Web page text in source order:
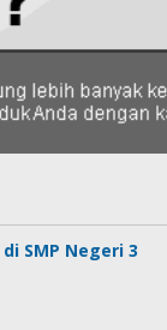
SMP Negeri 3